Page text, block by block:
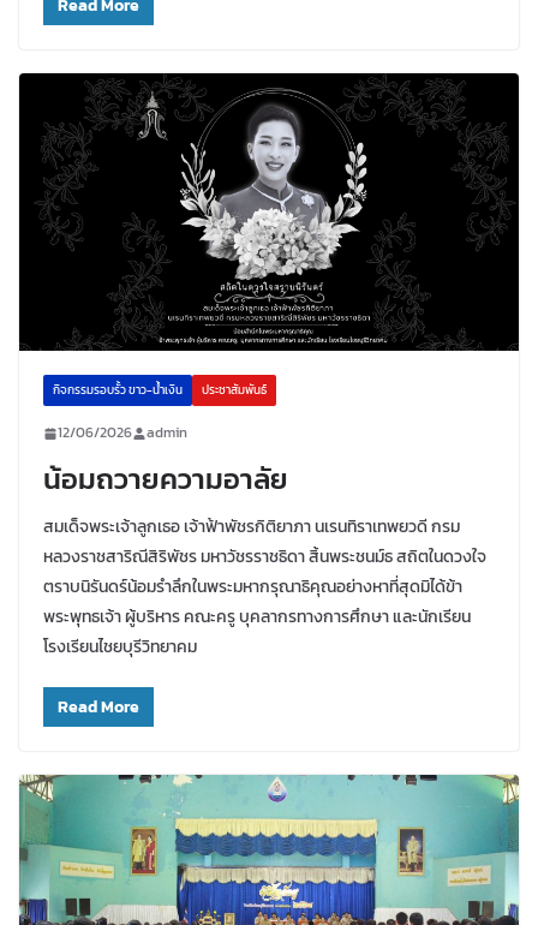
Read More
กิจกรรมรอบรั้ว ขาว-น้ำเงิน ประชาสัมพันธ์
12/06/2026 admin
น้อมถวายความอาลัย
สมเด็จพระเจ้าลูกเธอ เจ้าฟ้าพัชรกิติยาภา นเรนทิราเทพยวดี กรม
หลวงราชสาริณีสิริพัชร มหาวัชรราชธิดา สิ้นพระชนม์ธ สถิตในดวงใจ
ตราบนิรันดร์น้อมรำลึกในพระมหากรุณาธิคุณอย่างหาที่สุดมิได้ข้า
พระพุทธเจ้า ผู้บริหาร คณะครู บุคลากรทางการศึกษา และนักเรียน
โรงเรียนไชยบุรีวิทยาคม
Read More